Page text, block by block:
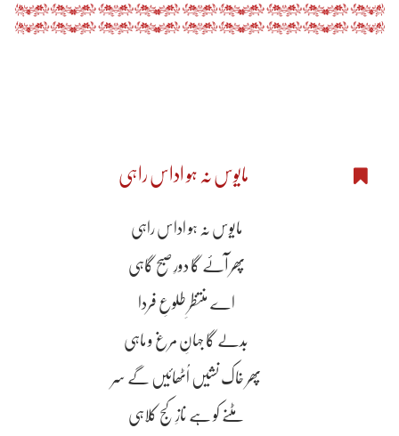
مایوس نہ ہو اداس راہی
مایوس نہ ہو اداس راہی
پھر آۓ گا دورِ صبح گاہی
اے منتظرِ طلوعِ فردا
بدلے گا جہانِ مرغ و ماہی
پھر خاک نشیں اُٹھائیں گے سر
مٹنے کو ہے نازِ کج کلاہی